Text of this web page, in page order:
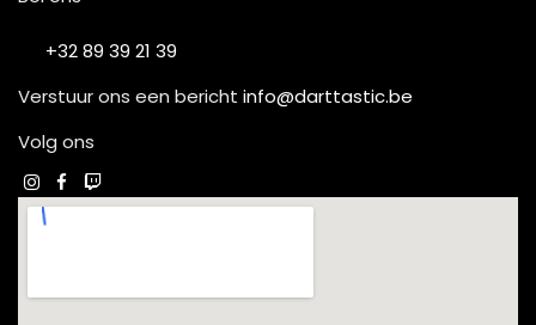
+32 89 39 21 39
Verstuur ons een bericht info@darttastic.be
Volg ons